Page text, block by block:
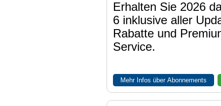
Erhalten Sie 2026
6 inklusive aller
Rabatte und
Service.
Mehr Infos über Abonnements